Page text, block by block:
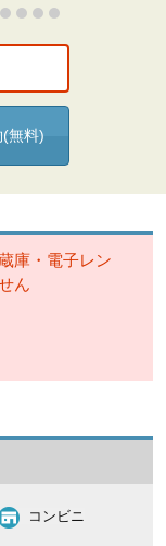
庫・電子レン
ん
無料)
コンビニ